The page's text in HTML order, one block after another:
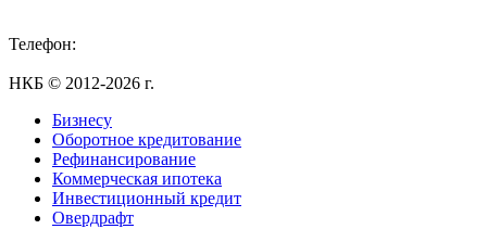
Телефон:
НКБ © 2012-2026 г.
Бизнесу
Оборотное кредитование
Рефинансирование
Коммерческая ипотека
Инвестиционный кредит
Овердрафт